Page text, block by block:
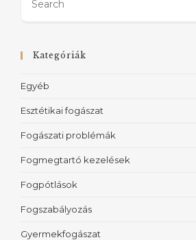
Kategóriák
Egyéb
Esztétikai fogászat
Fogászati problémák
Fogmegtartó kezelések
Fogpótlások
Fogszabályozás
Gyermekfogászat